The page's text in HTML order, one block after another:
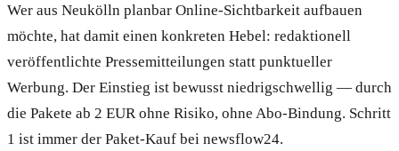
Wer aus Neukölln planbar Online-Sichtbarkeit aufbauen
möchte, hat damit einen konkreten Hebel: redaktionell
veröffentlichte Pressemitteilungen statt punktueller
Werbung. Der Einstieg ist bewusst niedrigschwellig — durch
die Pakete ab 2 EUR ohne Risiko, ohne Abo-Bindung. Schritt
1 ist immer der Paket-Kauf bei newsflow24.